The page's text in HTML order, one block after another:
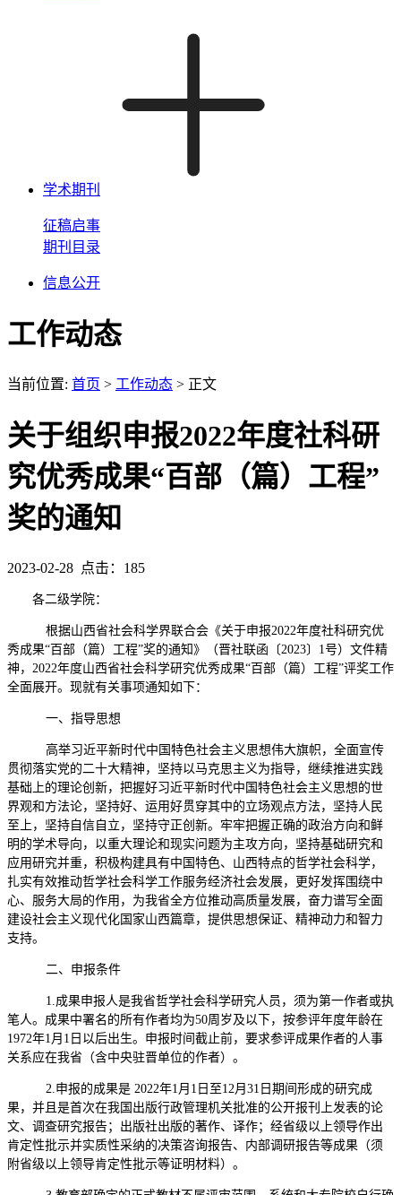
学术期刊
征稿启事
期刊目录
信息公开
工作动态
当前位置: 首页 > 工作动态 > 正文
关于组织申报2022年度社科研
究优秀成果“百部（篇）工程”
奖的通知
2023-02-28 点击： 185
各二级学院：
根据山西省社会科学界联合会《关于申报2022年度社科研究优
秀成果“百部（篇）工程”奖的通知》（晋社联函〔2023〕1号）文件精
神，2022年度山西省社会科学研究优秀成果“百部（篇）工程”评奖工作
全面展开。现就有关事项通知如下：
一、指导思想
高举习近平新时代中国特色社会主义思想伟大旗帜，全面宣传
贯彻落实党的二十大精神，坚持以马克思主义为指导，继续推进实践
基础上的理论创新，把握好习近平新时代中国特色社会主义思想的世
界观和方法论，坚持好、运用好贯穿其中的立场观点方法，坚持人民
至上，坚持自信自立，坚持守正创新。牢牢把握正确的政治方向和鲜
明的学术导向，以重大理论和现实问题为主攻方向，坚持基础研究和
应用研究并重，积极构建具有中国特色、山西特点的哲学社会科学，
扎实有效推动哲学社会科学工作服务经济社会发展，更好发挥围绕中
心、服务大局的作用，为我省全方位推动高质量发展，奋力谱写全面
建设社会主义现代化国家山西篇章，提供思想保证、精神动力和智力
支持。
二、申报条件
1.成果申报人是我省哲学社会科学研究人员，须为第一作者或执
笔人。成果中署名的所有作者均为50周岁及以下，按参评年度年龄在
1972年1月1日以后出生。申报时间截止前，要求参评成果作者的人事
关系应在我省（含中央驻晋单位的作者）。
2.申报的成果是 2022年1月1日至12月31日期间形成的研究成
果，并且是首次在我国出版行政管理机关批准的公开报刊上发表的论
文、调查研究报告；出版社出版的著作、译作；经省级以上领导作出
肯定性批示并实质性采纳的决策咨询报告、内部调研报告等成果（须
附省级以上领导肯定性批示等证明材料）。